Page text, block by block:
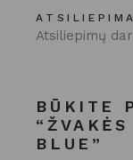
Atsiliepimų
BŪKITE
BLUE”